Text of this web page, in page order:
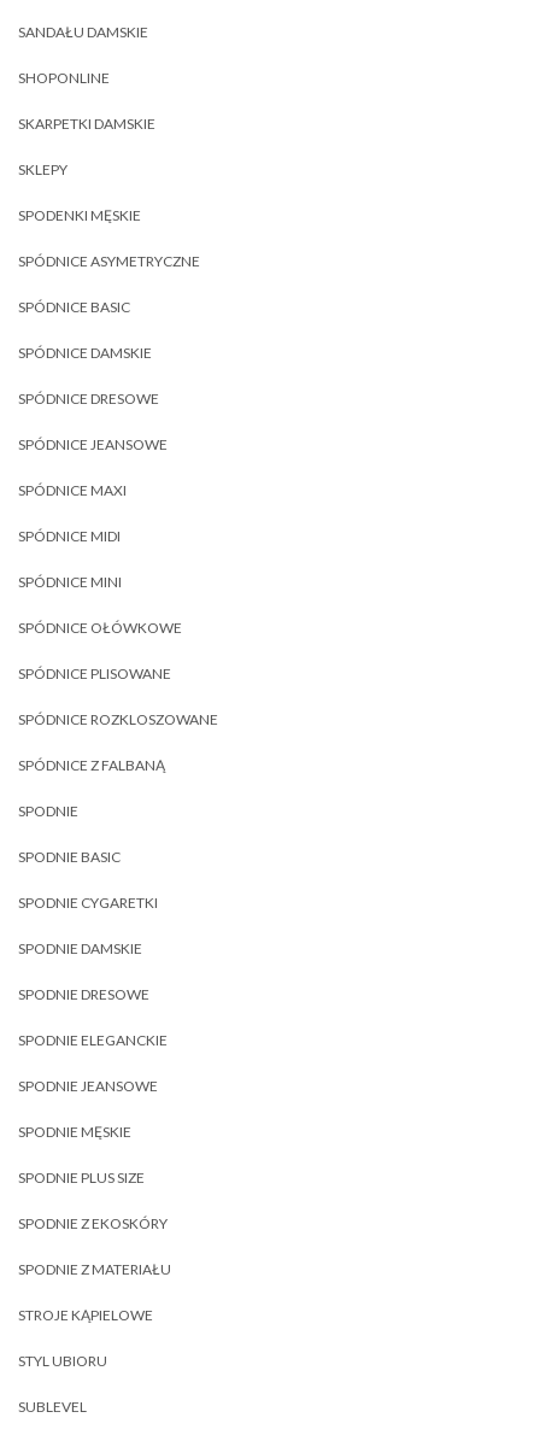
SANDAŁU DAMSKIE
SHOPONLINE
SKARPETKI DAMSKIE
SKLEPY
SPODENKI MĘSKIE
SPÓDNICE ASYMETRYCZNE
SPÓDNICE BASIC
SPÓDNICE DAMSKIE
SPÓDNICE DRESOWE
SPÓDNICE JEANSOWE
SPÓDNICE MAXI
SPÓDNICE MIDI
SPÓDNICE MINI
SPÓDNICE OŁÓWKOWE
SPÓDNICE PLISOWANE
SPÓDNICE ROZKLOSZOWANE
SPÓDNICE Z FALBANĄ
SPODNIE
SPODNIE BASIC
SPODNIE CYGARETKI
SPODNIE DAMSKIE
SPODNIE DRESOWE
SPODNIE ELEGANCKIE
SPODNIE JEANSOWE
SPODNIE MĘSKIE
SPODNIE PLUS SIZE
SPODNIE Z EKOSKÓRY
SPODNIE Z MATERIAŁU
STROJE KĄPIELOWE
STYL UBIORU
SUBLEVEL